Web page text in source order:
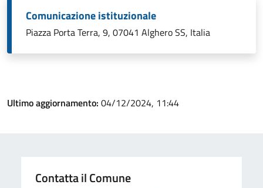
Comunicazione istituzionale
Piazza Porta Terra, 9, 07041 Alghero SS, Italia
Ultimo aggiornamento: 04/12/2024, 11:44
Contatta il Comune